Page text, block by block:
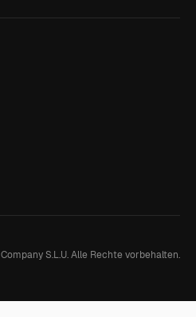
S.L.U. Alle Rechte vorbehalten.